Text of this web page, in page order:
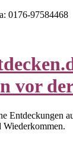
0176-97584468
vor
Entdeckungen
Wiederkommen.